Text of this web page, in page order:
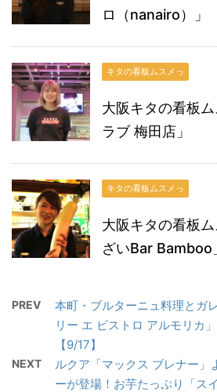
ロ（nanairo）」
キタの看板ムスメっ
大阪キタの看板
ラブ 梅田店」
キタの看板ムスメっ
大阪キタの看板
ざいBar Bamboo
PREV
本町・ブルターニュ料理とガ
リー エ ビストロ アルモリカ
【9/17】
NEXT
ルクア「マックス ブレナー」
ーが登場！お芋たっぷり「ス